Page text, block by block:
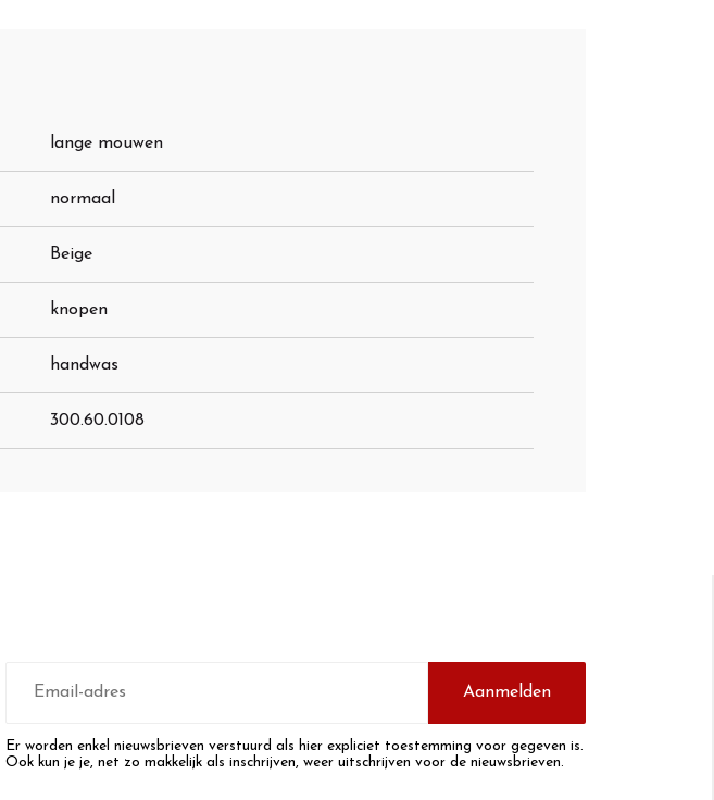
lange mouwen
normaal
Beige
knopen
handwas
300.60.0108
mailadres
Aanmelden
Er worden enkel nieuwsbrieven verstuurd als hier expliciet toestemming voor gegeven is.
Ook kun je je, net zo makkelijk als inschrijven, weer uitschrijven voor de nieuwsbrieven.